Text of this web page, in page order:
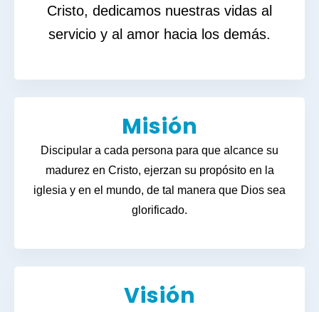
Cristo, dedicamos nuestras vidas al
servicio y al amor hacia los demás.
Misión
Discipular a cada persona para que alcance su
madurez en Cristo, ejerzan su propósito en la
iglesia y en el mundo, de tal manera que Dios sea
glorificado.
Visión